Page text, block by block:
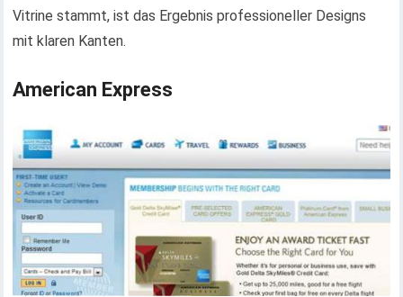
Vitrine stammt, ist das Ergebnis professioneller Designs
mit klaren Kanten.
American Express